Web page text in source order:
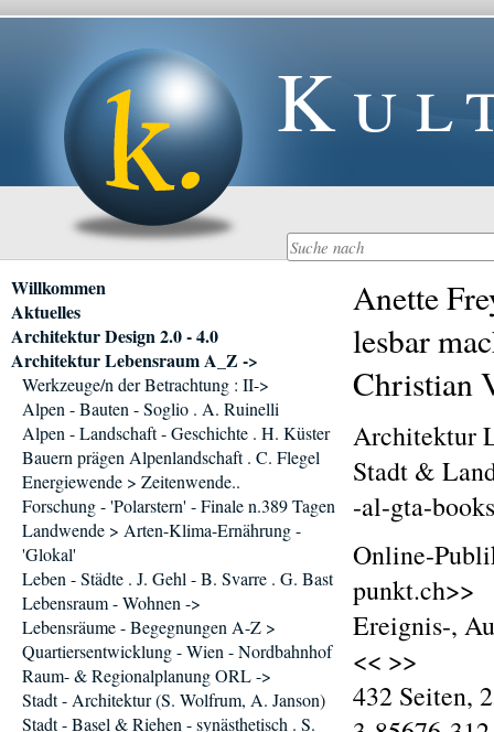
Anette
lesbar
Christian
Architektur
Stadt &
-al-gta-
Online-
punkt.ch>>
Ereignis-,
<< >>
432 Seiten,
Navigation
überspringen
Willkommen
Aktuelles
Architektur Design 2.0 - 4.0
Architektur Lebensraum A_Z ->
Werkzeuge/n der Betrachtung : II->
Alpen - Bauten - Soglio . A. Ruinelli
Alpen - Landschaft - Geschichte . H. Küster
Bauern prägen Alpenlandschaft . C. Flegel
Energiewende > Zeitenwende..
Forschung - 'Polarstern' - Finale n.389 Tagen
Landwende > Arten-Klima-Ernährung -
'Glokal'
Leben - Städte . J. Gehl - B. Svarre . G. Bast
Lebensraum - Wohnen ->
Lebensräume - Begegnungen A-Z >
Quartiersentwicklung - Wien - Nordbahnhof
Raum- & Regionalplanung ORL ->
Stadt - Architektur (S. Wolfrum, A. Janson)
Stadt - Basel & Riehen - synästhetisch . S.